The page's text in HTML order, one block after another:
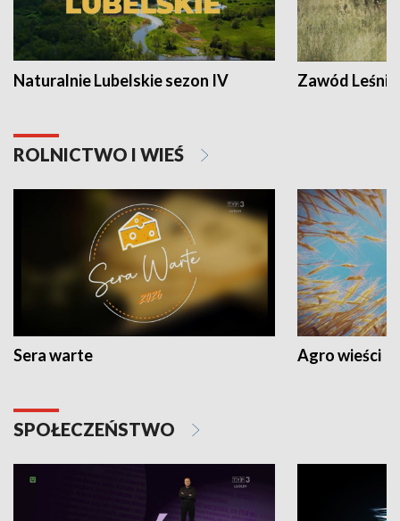
Naturalnie Lubelskie sezon IV Zawód Leśnik
ROLNICTWO I WIEŚ
Sera warte Agro wieści
SPOŁECZEŃSTWO